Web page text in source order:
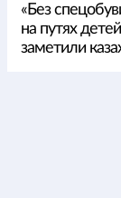
«Без
на путях
заметили